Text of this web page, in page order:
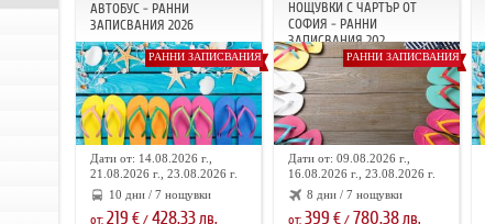
АВТОБУС - РАННИ
ЗАПИСВАНИЯ 2026
РАННИ ЗАПИСВАНИЯ
Дати от: 14.08.2026 г.,
21.08.2026 г., 23.08.2026 г.
10 дни / 7 нощувки
от: 219 €/ 428.33лв.
НОЩУВКИ С ЧАРТЪР ОТ
СОФИЯ - РАННИ
ЗАПИСВАНИЯ 202...
РАННИ ЗАПИСВАНИЯ
Дати от: 09.08.2026 г.,
16.08.2026 г., 23.08.2026 г.
8 дни / 7 нощувки
от: 399 €/ 780.38лв.